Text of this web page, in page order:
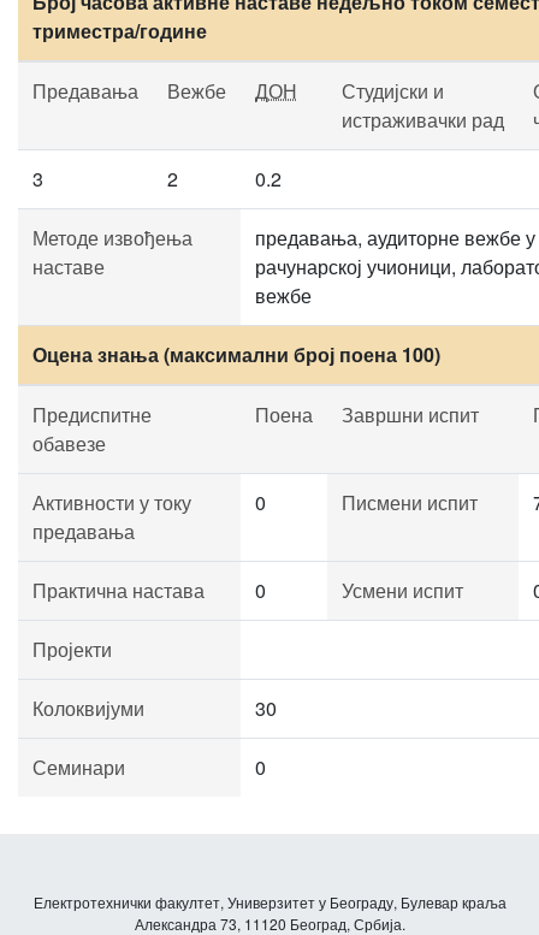
триместра/године
Предавања Вежбе ДОН
Студијски и
истраживачки рад
3 2 0.2
Методе извођења
наставе
предавања, аудиторне вежбе у
рачунарској учионици,
вежбе
Оцена знања (максимални број поена 100)
Предиспитне
обавезе
Поена Завршни испит
Активности у току
предавања
0 Писмени испит
Практична настава 0 Усмени испит
Пројекти
Колоквијуми 30
Семинари 0
Електротехнички факултет, Универзитет у Београду, Булевар краља
Александра 73, 11120 Београд, Србија.